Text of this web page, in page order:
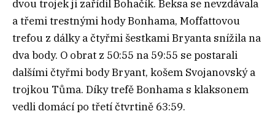
dvou trojek ji zařídil Bohačík. Beksa se nevzdávala
a třemi trestnými hody Bonhama, Moffattovou
trefou z dálky a čtyřmi šestkami Bryanta snížila na
dva body. O obrat z 50:55 na 59:55 se postarali
dalšími čtyřmi body Bryant, košem Svojanovský a
trojkou Tůma. Díky trefě Bonhama s klaksonem
vedli domácí po třetí čtvrtině 63:59.